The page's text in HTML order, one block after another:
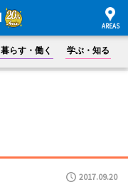
暮らす・働く 学ぶ・知る
2017.09.20